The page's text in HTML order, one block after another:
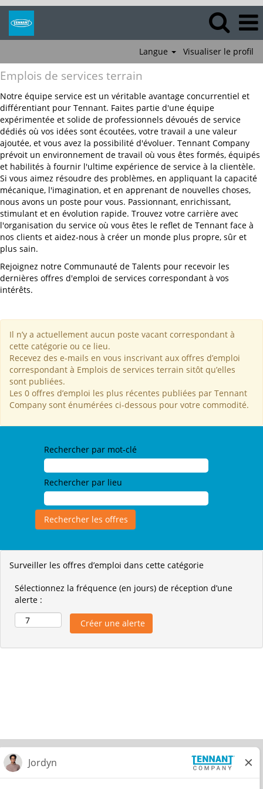
Langue Visualiser le profil
Emplois
de
services
terrain
Emplois de services terrain
Notre équipe service est un véritable avantage concurrentiel et
différentiant pour Tennant. Faites partie d'une équipe
expérimentée et solide de professionnels dévoués de service
dédiés où vos idées sont écoutées, votre travail a une valeur
ajoutée, et vous avez la possibilité d'évoluer. Tennant Company
prévoit un environnement de travail où vous êtes formés, équipés
et habilités à fournir l'ultime expérience de service à la clientèle.
Si vous aimez résoudre des problèmes, en appliquant la capacité
mécanique, l'imagination, et en apprenant de nouvelles choses,
nous avons un poste pour vous. Passionnant, enrichissant,
stimulant et en évolution rapide. Trouvez votre carrière avec
l'organisation du service où vous êtes le reflet de Tennant face à
nos clients et aidez-nous à créer un monde plus propre, sûr et
plus sain.
Rejoignez notre Communauté de Talents pour recevoir les
dernières offres d'emploi de services correspondant à vos
intérêts.
Il n’y a actuellement aucun poste vacant correspondant à
cette catégorie ou ce lieu.
Recevez des e-mails en vous inscrivant aux offres d’emploi
correspondant à Emplois de services terrain sitôt qu’elles
sont publiées.
Les 0 offres d’emploi les plus récentes publiées par Tennant
Company sont énumérées ci-dessous pour votre commodité.
Rechercher par mot-clé
Rechercher par lieu
Surveiller les offres d’emploi dans cette catégorie
Sélectionnez la fréquence (en jours) de réception d’une
alerte :
© 2026 Tennant Company. All Rights Reserved.